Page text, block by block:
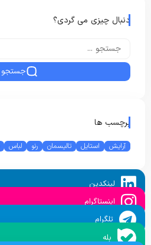
دنبال چیزی می گردی؟
جستجو
برچسب ها
آرایش استایل تالیسمان رنو لباس
لینکدین
اینستاگرام
تلگرام
بله